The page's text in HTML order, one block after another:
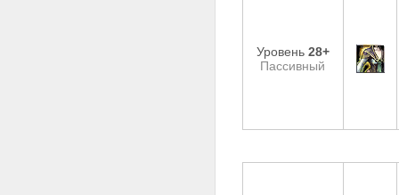
Уровень 28+
Пассивный